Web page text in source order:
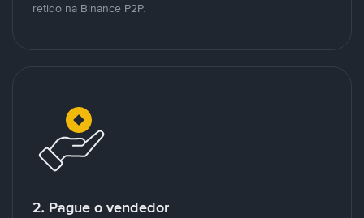
retido na Binance P2P.
2. Pague o vendedor